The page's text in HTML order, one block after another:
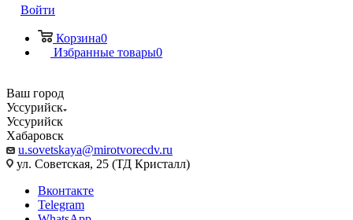
Войти
Корзина0
Избранные товары0
Ваш город
Уссурийск
Уссурийск
Хабаровск
u.sovetskaya@mirotvorecdv.ru
ул. Советская, 25 (ТД Кристалл)
Вконтакте
Telegram